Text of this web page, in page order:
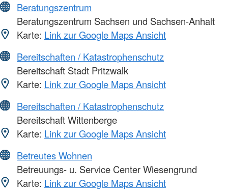
Beratungszentrum
Beratungszentrum Sachsen und Sachsen-Anhalt
Karte: Link zur Google Maps Ansicht
Bereitschaften / Katastrophenschutz
Bereitschaft Stadt Pritzwalk
Karte: Link zur Google Maps Ansicht
Bereitschaften / Katastrophenschutz
Bereitschaft Wittenberge
Karte: Link zur Google Maps Ansicht
Betreutes Wohnen
Betreuungs- u. Service Center Wiesengrund
Karte: Link zur Google Maps Ansicht